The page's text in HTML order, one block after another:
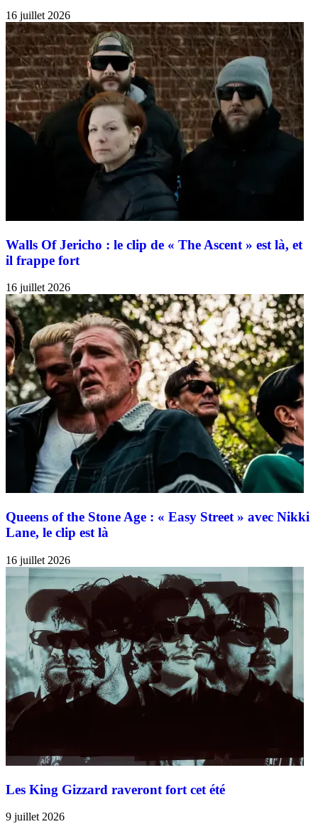
16 juillet 2026
Walls Of Jericho : le clip de « The Ascent » est là, et
il frappe fort
16 juillet 2026
Queens of the Stone Age : « Easy Street » avec Nikki
Lane, le clip est là
16 juillet 2026
Les King Gizzard raveront fort cet été
9 juillet 2026